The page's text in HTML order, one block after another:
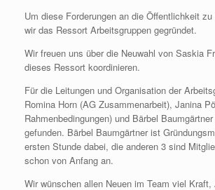
Um diese Forderungen an die Öffentlichkeit
wir das Ressort Arbeitsgruppen gegründet.
Wir freuen uns über die Neuwahl von Saskia
dieses Ressort koordinieren.
Für die Leitungen und Organisation der
Romina Horn (AG Zusammenarbeit), Janina
Rahmenbedingungen) und Bärbel
gefunden. Bärbel Baumgärtner ist
ersten Stunde dabei, die anderen 3 sind
schon von Anfang an.
Wir wünschen allen Neuen im Team viel Kraft,